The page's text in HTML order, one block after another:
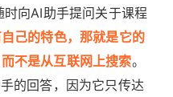
向AI助手提问关于课程
己的特色，那就是它的
不是从互联网上搜索。
的回答，因为它只传达